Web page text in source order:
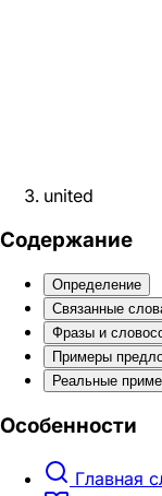
united
Содержание
Определение
Связанные
Фразы и
Примеры
Реальные
Особенности
Главная